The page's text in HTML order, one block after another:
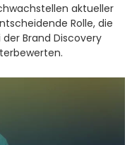
aktueller
Rolle, die
Brand Discovery
.